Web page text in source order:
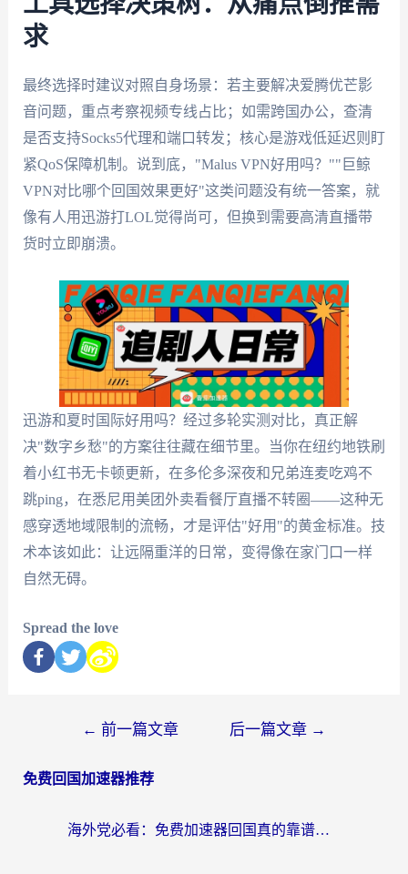
求
最终选择时建议对照自身场景：若主要解决爱腾优芒影
音问题，重点考察视频专线占比；如需跨国办公，查清
是否支持Socks5代理和端口转发；核心是游戏低延迟则盯
紧QoS保障机制。说到底，"Malus VPN好用吗？""巨鲸
VPN对比哪个回国效果更好"这类问题没有统一答案，就
像有人用迅游打LOL觉得尚可，但换到需要高清直播带
货时立即崩溃。
迅游和夏时国际好用吗？经过多轮实测对比，真正解
决"数字乡愁"的方案往往藏在细节里。当你在纽约地铁刷
着小红书无卡顿更新，在多伦多深夜和兄弟连麦吃鸡不
跳ping，在悉尼用美团外卖看餐厅直播不转圈——这种无
感穿透地域限制的流畅，才是评估"好用"的黄金标准。技
术本该如此：让远隔重洋的日常，变得像在家门口一样
自然无碍。
Spread the love
← 前一篇文章 后一篇文章 →
免费回国加速器推荐
海外党必看：免费加速器回国真的靠谱吗？3步教你选到好用的归雁替代